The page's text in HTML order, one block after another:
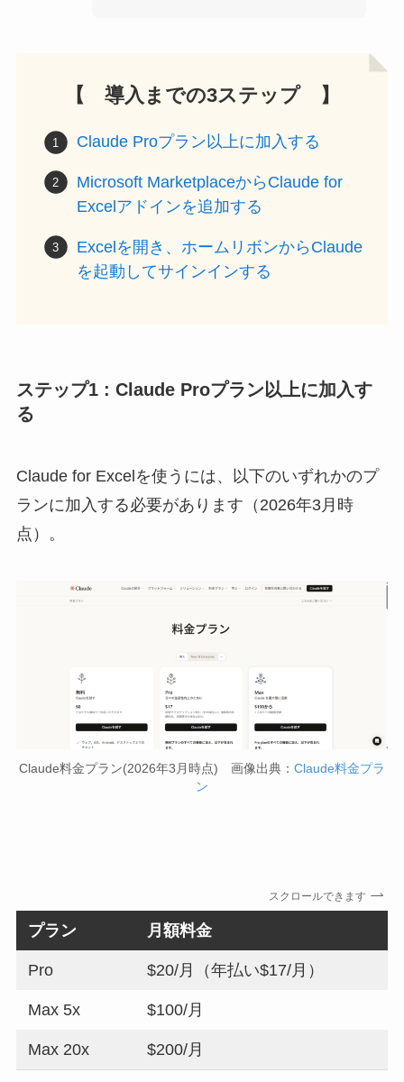
【 導入までの3ステップ 】
Claude Proプラン以上に加入する
Microsoft MarketplaceからClaude for
Excelアドインを追加する
Excelを開き、ホームリボンからClaude
を起動してサインインする
ステップ1 : Claude Proプラン以上に加入す
る
Claude for Excelを使うには、以下のいずれかのプ
ランに加入する必要があります（2026年3月時
点）。
Claude料金プラン(2026年3月時点) 画像出典： Claude料金プラ
ン
スクロールできます
プラン 月額料金
Pro $20/月（年払い$17/月）
Max 5x $100/月
Max 20x $200/月